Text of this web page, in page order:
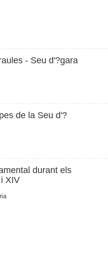
- Seu d'?gara
de la Seu d'?
durant els
XIV